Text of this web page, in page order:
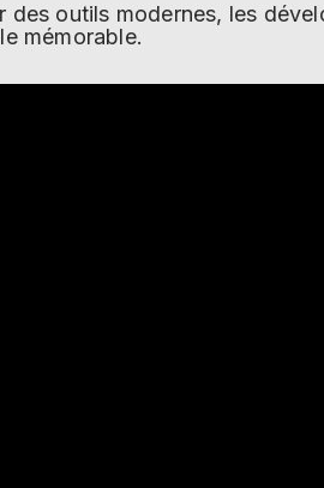
des outils modernes, les
mémorable.